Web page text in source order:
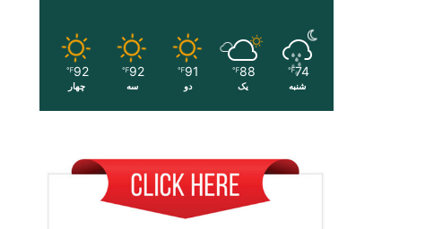
74
℉
شنبه
88
℉
یک
91
℉
دو
92
℉
سه
92
℉
چهار